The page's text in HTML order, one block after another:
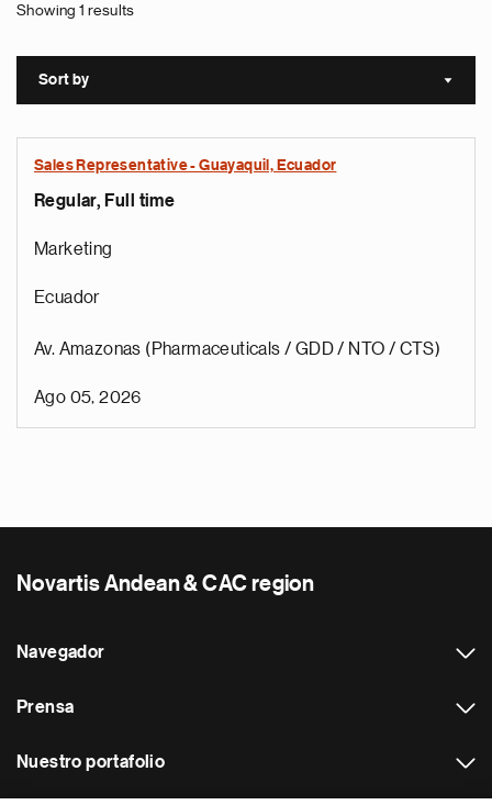
Showing 1 results
Sort by Sort
Sales Representative - Guayaquil, Ecuador
Regular, Full time
Marketing
Ecuador
Av. Amazonas (Pharmaceuticals / GDD / NTO / CTS)
Ago 05, 2026
Novartis Andean & CAC region
Navegador
Prensa
Nuestro portafolio